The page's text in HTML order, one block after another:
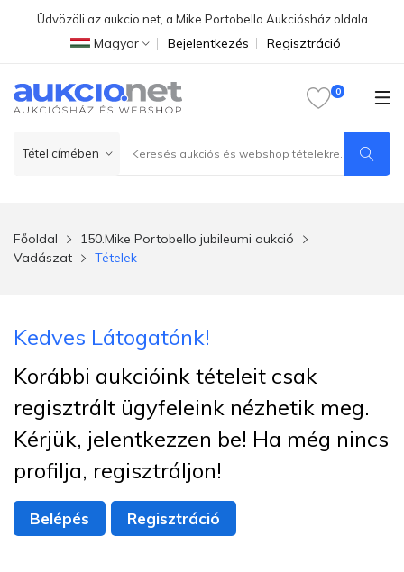
Üdvözöli az aukcio.net, a Mike Portobello Aukciósház oldala
Magyar Bejelentkezés Regisztráció
Főoldal
150.Mike Portobello jubileumi aukció
Vadászat
Tételek
Kedves Látogatónk!
Korábbi aukcióink tételeit csak
regisztrált ügyfeleink nézhetik meg.
Kérjük, jelentkezzen be! Ha még nincs
profilja, regisztráljon!
Belépés Regisztráció